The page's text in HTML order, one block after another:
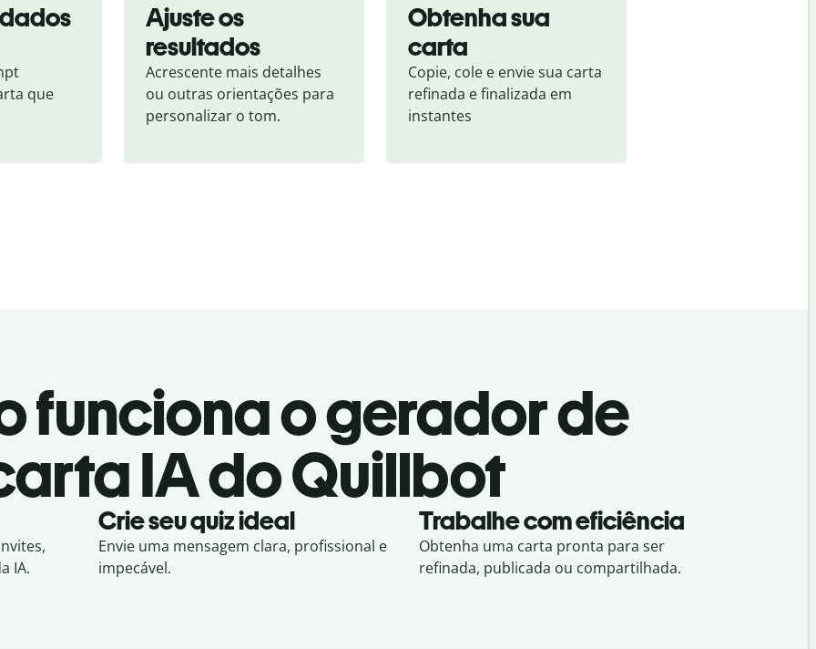
que
Ajuste os
resultados
Acrescente mais detalhes
ou outras orientações para
personalizar o tom.
Obtenha sua
carta
Copie, cole e envie sua carta
refinada e finalizada em
instantes
funciona o gerador de
IA do Quillbot
IA.
Crie seu quiz ideal
Envie uma mensagem clara, profissional e
impecável.
Trabalhe com eficiência
Obtenha uma carta pronta para ser
refinada, publicada ou compartilhada.